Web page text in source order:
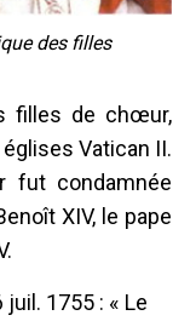
des filles
filles de chœur,
Vatican II.
fut condamnée
XIV, le pape
juil. 1755 : « Le